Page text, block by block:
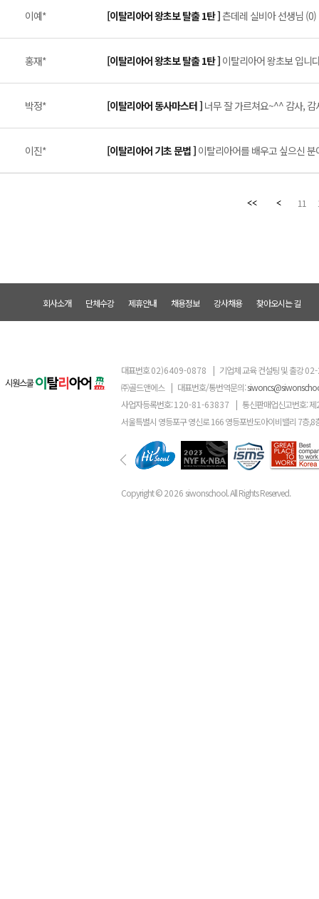
이예* [이탈리아어 왕초보 탈출 1탄 ]츤데레 실비아 선생님 (0)
홍재* [이탈리아어 왕초보 탈출 1탄 ] 이탈리아어 왕초보 입니
박정* [이탈리아어 동사마스터 ] 너무 잘 가르쳐요~^^ 감사,
이진* [이탈리아어 기초 문법 ] 이탈리아어를 배우고 싶으신
11
회사소개 단체수강 제휴안내 채용정보 강사채용 찾아오시는 길
대표번호02)6409-0878 | 기업체 교육 컨설팅 및 출강
㈜골드앤에스 | 대표번호/통번역문의:
사업자등록번호:120-81-63837 | 통신판매업신고번호: 제
서울특별시 영등포구 영신로 166 영등포반도아이비밸리 7층,8
Copyright ©2026 siwonschool. All Rights Reserved.